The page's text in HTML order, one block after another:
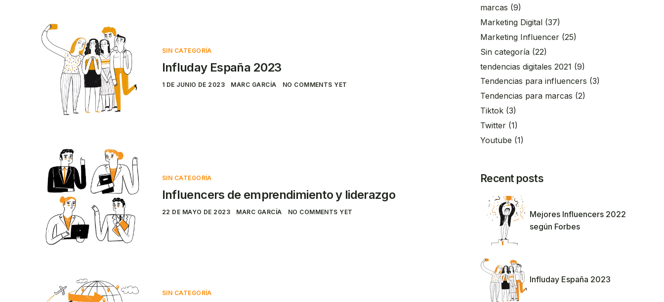
SIN CATEGORÍA
Influday España 2023
1 DE JUNIO DE 2023 MARC GARCÍA NO COMMENTS YET
SIN CATEGORÍA
Influencers de emprendimiento y liderazgo
22 DE MAYO DE 2023 MARC GARCÍA NO COMMENTS YET
SIN CATEGORÍA
marcas (9)
Marketing Digital (37)
Marketing Influencer (25)
Sin categoría (22)
tendencias digitales 2021 (9)
Tendencias para influencers (3)
Tendencias para marcas (2)
Tiktok (3)
Twitter (1)
Youtube (1)
Recent posts
Mejores Influencers 2022
según Forbes
Influday España 2023